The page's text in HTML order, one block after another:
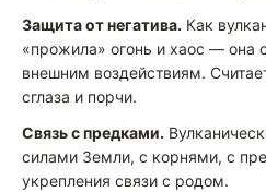
Защита от негатива. Как
«прожила» огонь и хаос — она
внешним воздействиям.
сглаза и порчи.
Связь с предками.
силами Земли, с корнями, с
укрепления связи с родом.